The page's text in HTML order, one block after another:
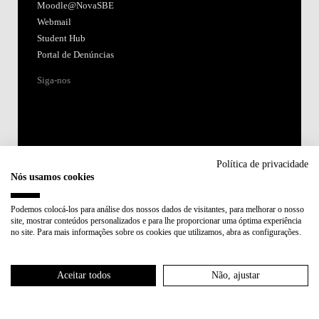
Moodle@NovaSBE
Webmail
Student Hub
Portal de Denúncias
Siga-nos
Membro de:
Política de privacidade
Nós usamos cookies
Podemos colocá-los para análise dos nossos dados de visitantes, para melhorar o nosso
site, mostrar conteúdos personalizados e para lhe proporcionar uma óptima experiência
no site. Para mais informações sobre os cookies que utilizamos, abra as configurações.
Aceitar todos Não, ajustar